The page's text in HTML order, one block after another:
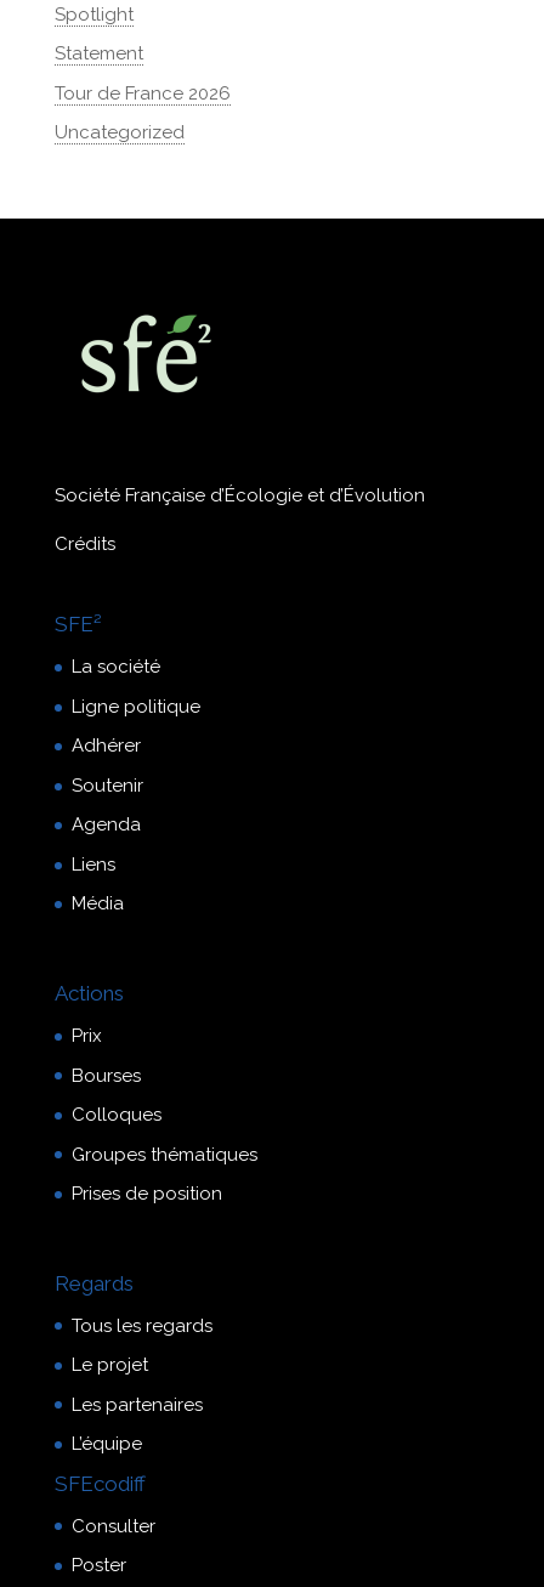
Spotlight
Statement
Tour de France 2026
Uncategorized
Société Française d’Écologie et d’Évolution
Crédits
SFE²
La société
Ligne politique
Adhérer
Soutenir
Agenda
Liens
Média
Actions
Prix
Bourses
Colloques
Groupes thématiques
Prises de position
Regards
Tous les regards
Le projet
Les partenaires
L’équipe
SFEcodiff
Consulter
Poster